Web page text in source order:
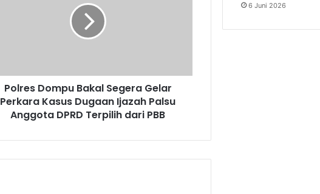
Polres Dompu Bakal Segera Gelar
Perkara Kasus Dugaan Ijazah Palsu
Anggota DPRD Terpilih dari PBB
6 Juni 2026